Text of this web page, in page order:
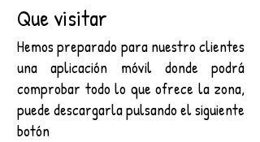
Que visitar
Hemos preparado para nuestro clientes
una aplicación móvil donde podrá
comprobar todo lo que ofrece la zona,
puede descargarla pulsando el siguiente
botón